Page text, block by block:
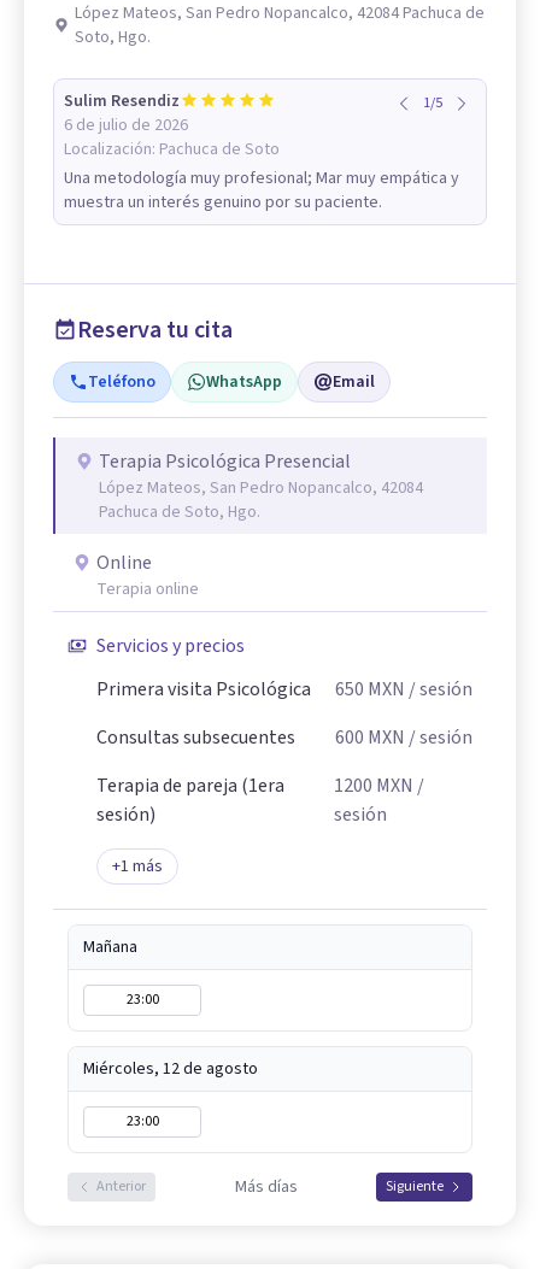
López Mateos, San Pedro Nopancalco, 42084 Pachuca de
Soto, Hgo.
Sulim Resendiz
6 de julio de 2026
Localización: Pachuca de Soto
1/5
Una metodología muy profesional; Mar muy empática y
muestra un interés genuino por su paciente.
Reserva tu cita
Teléfono WhatsApp Email
Terapia Psicológica Presencial
López Mateos, San Pedro Nopancalco, 42084
Pachuca de Soto, Hgo.
Online
Terapia online
Servicios y precios
Primera visita Psicológica
650 MXN / sesión
Consultas subsecuentes
600 MXN / sesión
Terapia de pareja (1era
sesión)
1200 MXN /
sesión
+1 más
Mañana
23:00
Miércoles, 12 de agosto
23:00
Anterior Más días Siguiente